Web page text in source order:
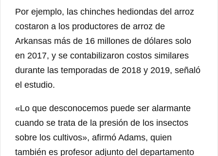
Por ejemplo, las chinches hediondas del arroz
costaron a los productores de arroz de
Arkansas más de 16 millones de dólares solo
en 2017, y se contabilizaron costos similares
durante las temporadas de 2018 y 2019, señaló
el estudio.
«Lo que desconocemos puede ser alarmante
cuando se trata de la presión de los insectos
sobre los cultivos», afirmó Adams, quien
también es profesor adjunto del departamento